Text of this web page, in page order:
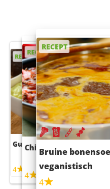
RECEPT
Guacamole
4
RECEPT
Chili con carne
4
RECEPT
Bruine
veganistisch
4
RECEPT
Sushi
4